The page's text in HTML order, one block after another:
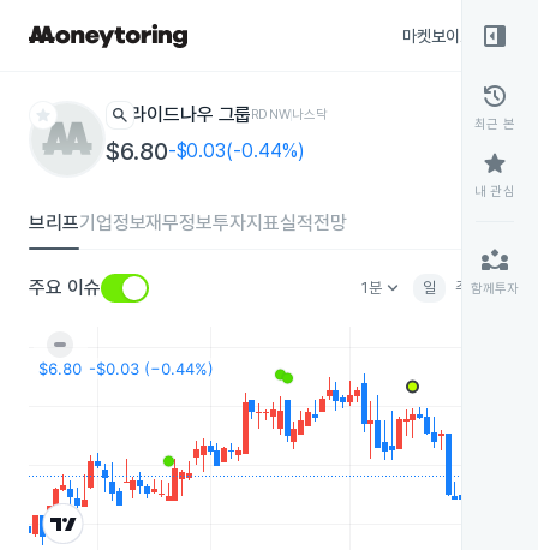
마켓보이스
star search 라이드나우 그룹RDNW나스닥
$6.80-$0.03(-0.44%)
브리프기업정보재무정보투자지표실적전망
주요 이슈 1분keyboard_arrow_down 일 주 월
right_panel_open
history
최근 본
star
내 관심
partner_exchange
함께투자